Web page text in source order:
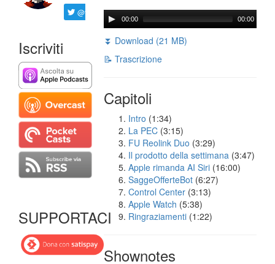
@ftrava
Iscriviti
SUPPORTACI
00:00 00:00
⏬ Download (21 MB)
📝 Trascrizione
Capitoli
Intro (1:34)
La PEC (3:15)
FU Reolink Duo (3:29)
Il prodotto della settimana (3:47)
Apple rimanda AI Siri (16:00)
SaggeOfferteBot (6:27)
Control Center (3:13)
Apple Watch (5:38)
Ringraziamenti (1:22)
Shownotes